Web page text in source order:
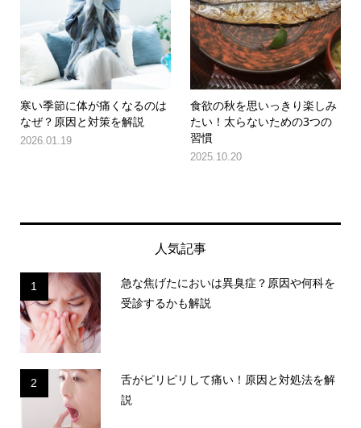
寒い季節に体が痛くなるのは
なぜ？原因と対策を解説
2026.01.19
食欲の秋を思いっきり楽しみ
たい！太らないための3つの
習慣
2025.10.20
人気記事
1
急な焦げたにおいは異臭症？原因や何科を
受診するかも解説
2
舌がピリピリして痛い！原因と対処法を解
説